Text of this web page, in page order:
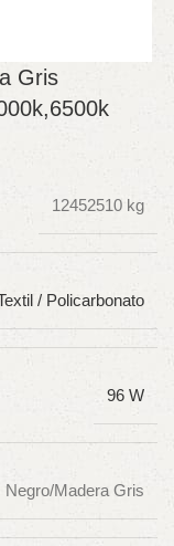
Gris
12452510 kg
/ Policarbonato
96 W
Negro/Madera Gris